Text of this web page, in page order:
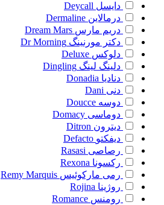
دایسل Deycall
درمالاین Dermaline
دریم مارس Dream Mars
دکتر مورنینگ Dr Morning
دلوکس Deluxe
دلینگ لینگ Dingling
دنادیا Donadia
دنی Dani
دوسه Doucce
دوماسی Domacy
دیترون Ditron
دیفکتو Defacto
رصاصی Rasasi
رکسونا Rexona
رمی مارکوئیس Remy Marquis
روژینا Rojina
رومنس Romance